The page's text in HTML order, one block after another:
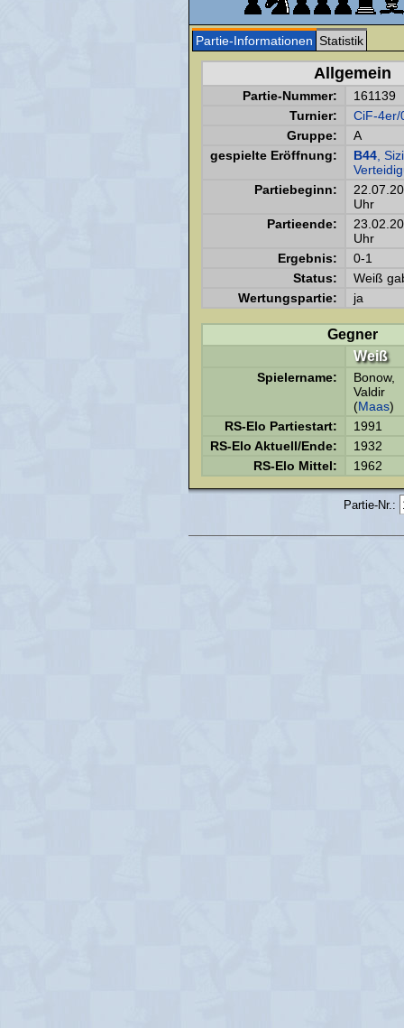
Partie-Informationen Statistik
Allgemein
Partie-Nummer:
161139
Turnier:
CiF-4er/
Gruppe:
A
gespielte Eröffnung:
B44 ,
Partiebeginn:
Uhr
Partieende:
Uhr
Ergebnis:
0-1
Status:
Weiß
Wertungspartie:
ja
Gegner
Weiß
Spielername:
Bonow,
Valdir
(Maas)
RS-Elo Partiestart:
1991
RS-Elo Aktuell/Ende:
1932
RS-Elo Mittel:
1962
Partie-Nr.: